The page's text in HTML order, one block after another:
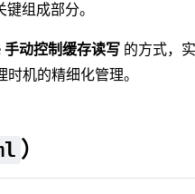
组成部分。
手动控制缓存读写 的方式，实
机的精细化管理。
）